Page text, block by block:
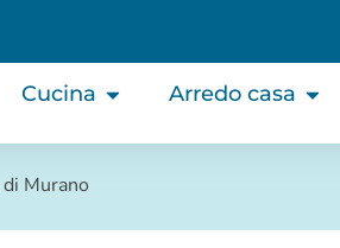
Cucina Arredo casa
Murano